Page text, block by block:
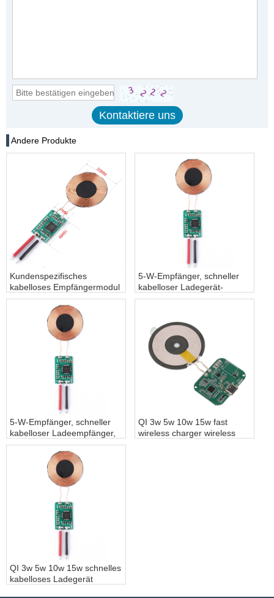
Andere Produkte
Kundenspezifisches
kabelloses Empfängermodul
mit kleiner Spule, kabelloses
Qi-Ladegerät, 5 V, 5 W
Leistung für kabelloses
Laden des Akkus
5-W-Empfänger, schneller
kabelloser Ladegerät-
Empfänger, 3 W, 5 W, 10 W,
Empfängermodul –
KOPIEREN – hpv82v
5-W-Empfänger, schneller
kabelloser Ladeempfänger,
3 W, 5 W, 10 W, 15 W,
Ladeempfängermodul
QI 3w 5w 10w 15w fast
wireless charger wireless
QI 3w 5w 10w 15w schnelles
kabelloses Ladegerät